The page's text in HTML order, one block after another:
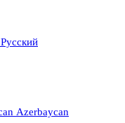
Русский
Azerbaycan